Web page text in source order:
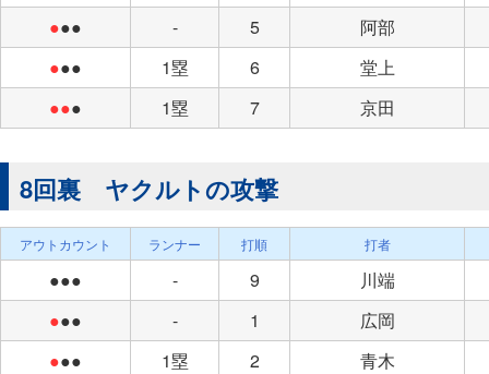
●●● - 5
阿部
●●● 1塁 6
堂上
●●● 1塁 7 京田
8回裏 ヤクルトの攻撃
アウトカウント ランナー 打順 打者
●●● - 9
川端
●●● - 1
広岡
●●● 1塁 2
青木